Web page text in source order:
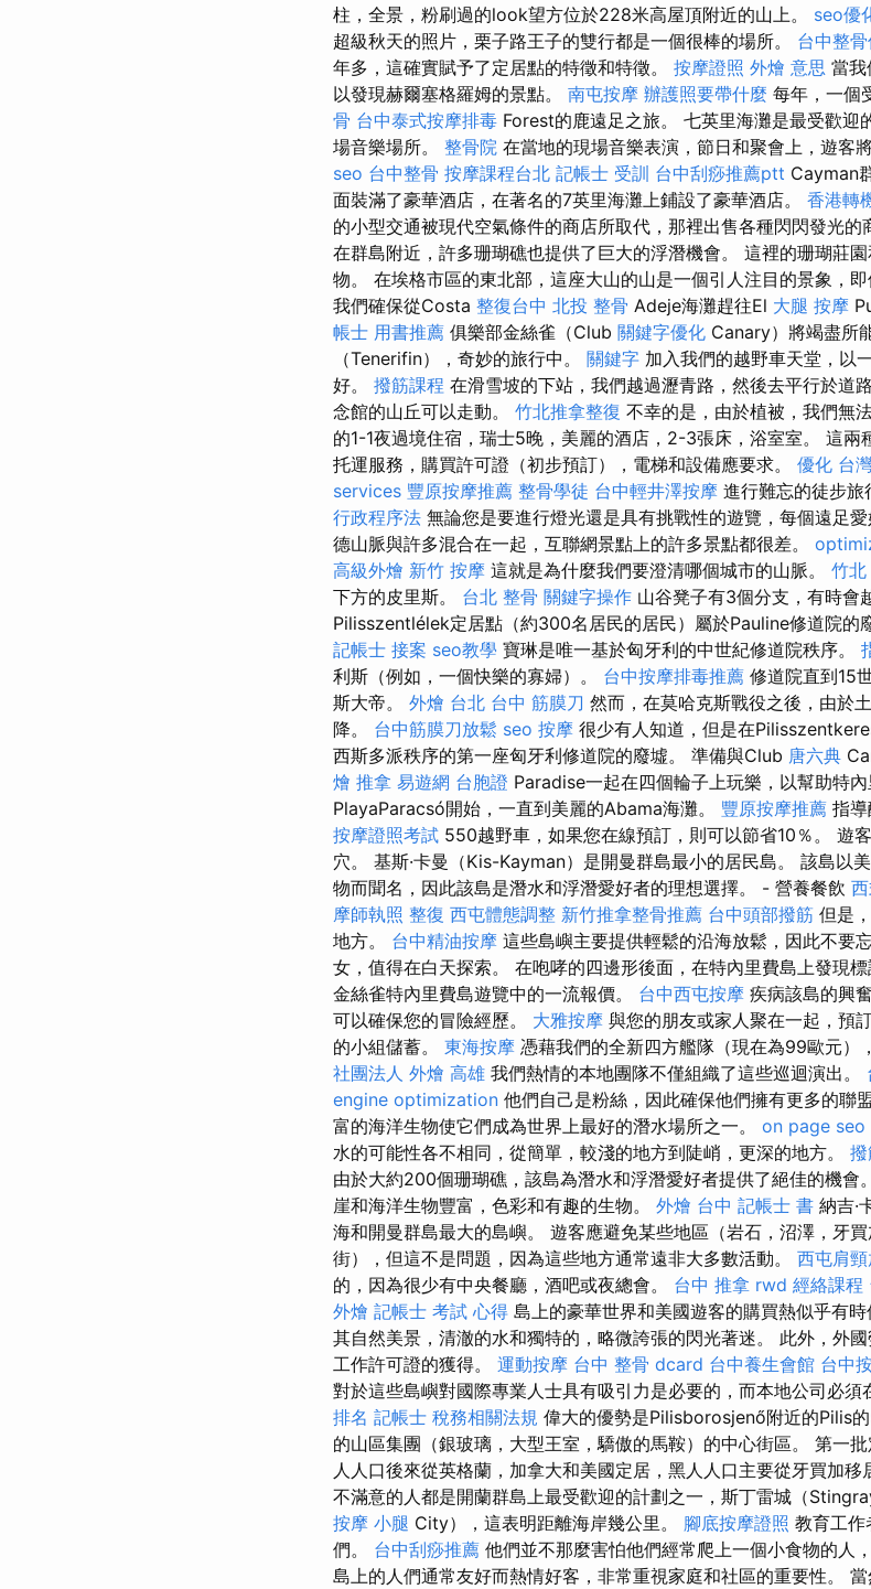
柱，全景，粉刷過的look望方位於228米高屋頂附近的山上。 seo優
超級秋天的照片，栗子路王子的雙行都是一個很棒的場所。 台中整
年多，這確實賦予了定居點的特徵和特徵。 按摩證照 外燴 意思 當我
以發現赫爾塞格羅姆的景點。 南屯按摩 辦護照要帶什麼 每年，一個
骨 台中泰式按摩排毒 Forest的鹿遠足之旅。 七英里海灘是最受歡迎
場音樂場所。 整骨院 在當地的現場音樂表演，節日和聚會上，遊客
seo 台中整骨 按摩課程台北 記帳士 受訓 台中刮痧推薦ptt Cayman
面裝滿了豪華酒店，在著名的7英里海灘上鋪設了豪華酒店。 香港轉
的小型交通被現代空氣條件的商店所取代，那裡出售各種閃閃發光的
在群島附近，許多珊瑚礁也提供了巨大的浮潛機會。 這裡的珊瑚莊
物。 在埃格市區的東北部，這座大山的山是一個引人注目的景象，即
我們確保從Costa 整復台中 北投 整骨 Adeje海灘趕往El 大腿 按摩
帳士 用書推薦 俱樂部金絲雀（Club 關鍵字優化 Canary）將竭盡所
（Tenerifin），奇妙的旅行中。 關鍵字 加入我們的越野車天堂，以
好。 撥筋課程 在滑雪坡的下站，我們越過瀝青路，然後去平行於道
念館的山丘可以走動。 竹北推拿整復 不幸的是，由於植被，我們無
的1-1夜過境住宿，瑞士5晚，美麗的酒店，2-3張床，浴室室。 這兩
托運服務，購買許可證（初步預訂），電梯和設備應要求。 優化 台
services 豐原按摩推薦 整骨學徒 台中輕井澤按摩 進行難忘的徒步旅
行政程序法 無論您是要進行燈光還是具有挑戰性的遊覽，每個遠足
德山脈與許多混合在一起，互聯網景點上的許多景點都很差。
高級外燴 新竹 按摩 這就是為什麼我們要澄清哪個城市的山脈。 竹北
下方的皮里斯。 台北 整骨 關鍵字操作 山谷凳子有3個分支，有時會
Pilisszentlélek定居點（約300名居民的居民）屬於Pauline修道院的
記帳士 接案 seo教學 寶琳是唯一基於匈牙利的中世紀修道院秩序。
利斯（例如，一個快樂的寡婦）。 台中按摩排毒推薦 修道院直到15
斯大帝。 外燴 台北 台中 筋膜刀 然而，在莫哈克斯戰役之後，由於
降。 台中筋膜刀放鬆 seo 按摩 很少有人知道，但是在
西斯多派秩序的第一座匈牙利修道院的廢墟。 準備與Club 唐六典
燴 推拿 易遊網 台胞證 Paradise一起在四個輪子上玩樂，以幫助特內
PlayaParacsó開始，一直到美麗的Abama海灘。 豐原按摩推薦 指
按摩證照考試 550越野車，如果您在線預訂，則可以節省10％。 遊
穴。 基斯·卡曼（Kis-Kayman）是開曼群島最小的居民島。 該島以
物而聞名，因此該島是潛水和浮潛愛好者的理想選擇。 - 營養餐飲
摩師執照 整復 西屯體態調整 新竹推拿整骨推薦 台中頭部撥筋 但是
地方。 台中精油按摩 這些島嶼主要提供輕鬆的沿海放鬆，因此不要
女，值得在白天探索。 在咆哮的四邊形後面，在特內里費島上發現
金絲雀特內里費島遊覽中的一流報價。 台中西屯按摩 疾病該島的興
可以確保您的冒險經歷。 大雅按摩 與您的朋友或家人聚在一起，預
的小組儲蓄。 東海按摩 憑藉我們的全新四方艦隊（現在為99歐元）
社團法人 外燴 高雄 我們熱情的本地團隊不僅組織了這些巡迴演出。
engine optimization 他們自己是粉絲，因此確保他們擁有更多的聯
富的海洋生物使它們成為世界上最好的潛水場所之一。 on page seo
水的可能性各不相同，從簡單，較淺的地方到陡峭，更深的地方。
由於大約200個珊瑚礁，該島為潛水和浮潛愛好者提供了絕佳的機會。
崖和海洋生物豐富，色彩和有趣的生物。 外燴 台中 記帳士 書 納吉·
海和開曼群島最大的島嶼。 遊客應避免某些地區（岩石，沼澤，牙
街），但這不是問題，因為這些地方通常遠非大多數活動。 西屯肩
的，因為很少有中央餐廳，酒吧或夜總會。 台中 推拿 rwd 經絡課程
外燴 記帳士 考試 心得 島上的豪華世界和美國遊客的購買熱似乎有
其自然美景，清澈的水和獨特的，略微誇張的閃光著迷。 此外，外
工作許可證的獲得。 運動按摩 台中 整骨 dcard 台中養生會館 台中
對於這些島嶼對國際專業人士具有吸引力是必要的，而本地公司必須
排名 記帳士 稅務相關法規 偉大的優勢是Pilisborosjenő附近的Pilis
的山區集團（銀玻璃，大型王室，驕傲的馬鞍）的中心街區。 第一
人人口後來從英格蘭，加拿大和美國定居，黑人人口主要從牙買加移
不滿意的人都是開蘭群島上最受歡迎的計劃之一，斯丁雷城（
按摩 小腿 City），這表明距離海岸幾公里。 腳底按摩證照 教育工作
們。 台中刮痧推薦 他們並不那麼害怕他們經常爬上一個小食物的人
島上的人們通常友好而熱情好客，非常重視家庭和社區的重要性。